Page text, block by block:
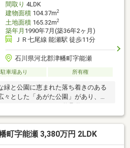
間取り 4LDK
建物面積104.37m2
土地面積165.32m2
築年月 1990年7月(築36年2ヶ月)
ＪＲ七尾線 能瀬駅 徒歩11分
石川県河北郡津幡町字能瀬
駐車場あり 所有権
緑と公園に恵まれた落ち着きのある
とした「あがた公園」があり、お
尾線「能瀬駅」まで徒歩約12分と、
も便利な立地です。【物件につい
、独立感のある和室（9.6帖・6帖）
の団らんから来客対応・キッズスペ
町字能瀬 3,380万円 2LDK